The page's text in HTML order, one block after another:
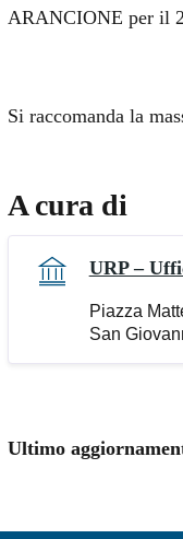
ARANCIONE per il
Si raccomanda la
A cura di
URP –
Piazza
San
Ultimo